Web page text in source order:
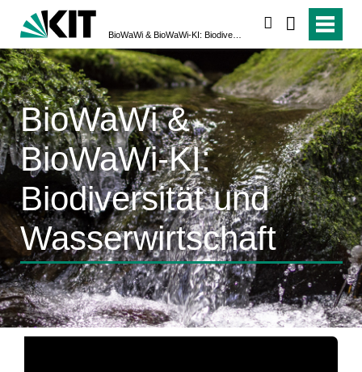
BioWaWi &
BioWaWi-KI:
Biodiversität und
Wasserwirtschaft